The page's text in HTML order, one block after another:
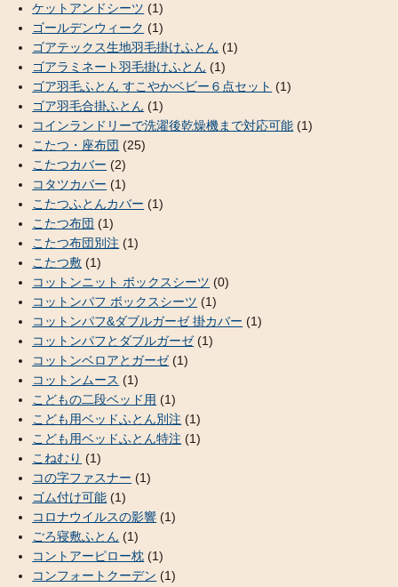
ケットアンドシーツ (1)
ゴールデンウィーク (1)
ゴアテックス生地羽毛掛けふとん (1)
ゴアラミネート羽毛掛けふとん (1)
ゴア羽毛ふとん すこやかベビー６点セット (1)
ゴア羽毛合掛ふとん (1)
コインランドリーで洗濯後乾燥機まで対応可能 (1)
こたつ・座布団 (25)
こたつカバー (2)
コタツカバー (1)
こたつふとんカバー (1)
こたつ布団 (1)
こたつ布団別注 (1)
こたつ敷 (1)
コットンニット ボックスシーツ (0)
コットンパフ ボックスシーツ (1)
コットンパフ&ダブルガーゼ 掛カバー (1)
コットンパフとダブルガーゼ(1)
コットンベロアとガーゼ(1)
コットンムース (1)
こどもの二段ベッド用 (1)
こども用ベッドふとん別注 (1)
こども用ベッドふとん特注 (1)
こねむり (1)
コの字ファスナー (1)
ゴム付け可能 (1)
コロナウイルスの影響 (1)
ごろ寝敷ふとん (1)
コントアーピロー枕 (1)
コンフォートクーデン (1)